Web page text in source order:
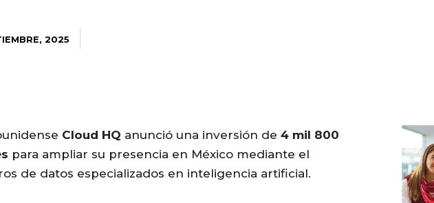
2025
Cloud HQ anunció una inversión de 4 mil 800
para ampliar su presencia en México mediante el
de datos especializados en inteligencia artificial.